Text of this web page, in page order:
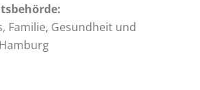
Familie, Gesundheit und